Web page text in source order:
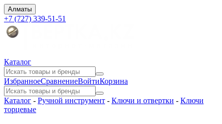
Алматы
+7 (727) 339-51-51
Каталог
ИзбранноеСравнениеВойтиКорзина
Каталог - Ручной инструмент - Ключи и отвертки - Ключи
торцевые